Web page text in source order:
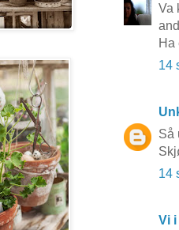
Va
Ha
14
Så
14
Vi